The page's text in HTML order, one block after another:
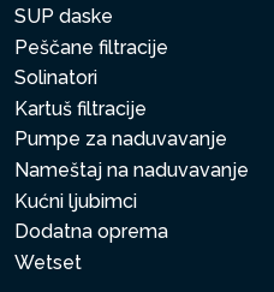
SUP daske
Peščane filtracije
Solinatori
Kartuš filtracije
Pumpe za naduvavanje
Nameštaj na naduvavanje
Kućni ljubimci
Dodatna oprema
Wetset